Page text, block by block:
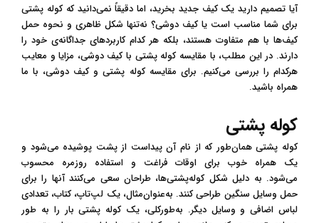
آیا تصمیم دارید یک کیف جدید بخرید، اما دقیقاً نمی‌دانید که کوله پشتی
برای شما مناسب است یا کیف دوشی؟ نه‌تنها شکل ظاهری و نحوه حمل
کیف‌ها با هم متفاوت هستند، بلکه هر کدام کاربردهای جداگانه‌ی خود را
دارند. در این مطلب، با مقایسه کوله پشتی با کیف دوشی، مزایا و معایب
هرکدام را بررسی می‌کنیم. برای مقایسه کوله پشتی و کیف دوشی، با ما
همراه باشید.
کوله پشتی
کوله پشتی همان‌طور که از نام آن پیداست از پشت پوشیده می‌شود و
یک همراه خوب برای اوقات فراغت و استفاده روزمره محسوب
می‌شود. به دلیل شکل کوله‌پشتی‌ها، طراحان سعی می‌کنند آنها را برای
حمل وسایل سنگین طراحی کنند. به‌عنوان‌مثال، یک لپ‌تاپ، کتاب، تعدادی
لباس اضافی و وسایل دیگر. به‌طورکلی، یک کوله پشتی بار را به طور